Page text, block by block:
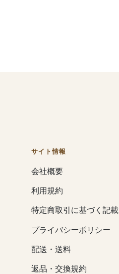
サイト情報
会社概要
利用規約
特定商取引に基づく記載
プライバシーポリシー
配送・送料
返品・交換規約